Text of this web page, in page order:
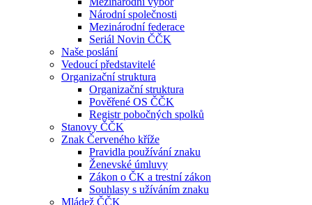
Národní společnosti
Mezinárodní federace
Seriál Novin ČČK
Naše poslání
Vedoucí představitelé
Organizační struktura
Organizační struktura
Pověřené OS ČČK
Registr pobočných spolků
Stanovy ČČK
Znak Červeného kříže
Pravidla používání znaku
Ženevské úmluvy
Zákon o ČK a trestní zákon
Souhlasy s užíváním znaku
Mládež ČČK